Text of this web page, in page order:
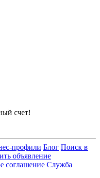
счет!
профили Блог Поиск в
объявление
соглашение Служба